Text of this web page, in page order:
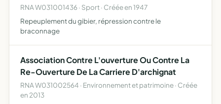
RNA W031001436 · Sport · Créée en 1947
Repeuplement du gibier, répression contre le
braconnage
Association Contre L'ouverture Ou Contre La
Re-Ouverture De La Carriere D'archignat
RNA W031002564 · Environnement et patrimoine · Créée
en 2013